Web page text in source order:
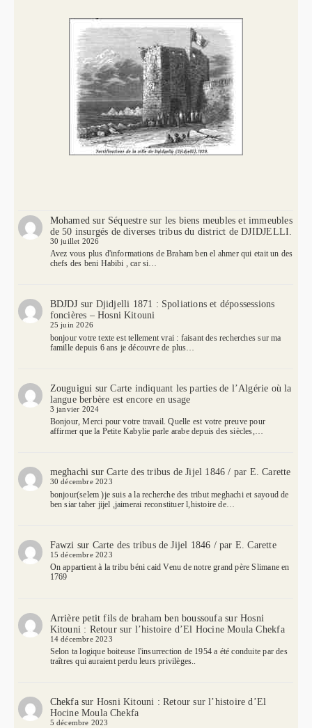
Mohamed sur Séquestre sur les biens meubles et immeubles
de 50 insurgés de diverses tribus du district de DJIDJELLI.
30 juillet 2026
Avez vous plus d'informations de Braham ben el ahmer qui etait un des
chefs des beni Habibi , car si…
BDJDJ sur Djidjelli 1871 : Spoliations et dépossessions
foncières – Hosni Kitouni
25 juin 2026
bonjour votre texte est tellement vrai : faisant des recherches sur ma
famille depuis 6 ans je découvre de plus…
Zouguigui surCarte indiquant les parties de l’Algérie où la
langue berbère est encore en usage
3 janvier 2024
Bonjour, Merci pour votre travail. Quelle est votre preuve pour
affirmer que la Petite Kabylie parle arabe depuis des siècles,…
meghachi surCarte des tribus de Jijel 1846 / par E. Carette
30 décembre 2023
bonjour(selem )je suis a la recherche des tribut meghachi et sayoud de
ben siar taher jijel ,jaimerai reconstituer l,histoire de…
Fawzi sur Carte des tribus de Jijel 1846 / par E. Carette
15 décembre 2023
On appartient à la tribu béni caid Venu de notre grand père Slimane en
1769
Arrière petit fils de braham ben boussoufasur Hosni
Kitouni : Retour sur l’histoire d’El Hocine Moula Chekfa
14 décembre 2023
Selon ta logique boiteuse l'insurrection de 1954 a été conduite par des
traîtres qui auraient perdu leurs privilèges..
Chekfasur Hosni Kitouni : Retour sur l’histoire d’El
Hocine Moula Chekfa
5 décembre 2023